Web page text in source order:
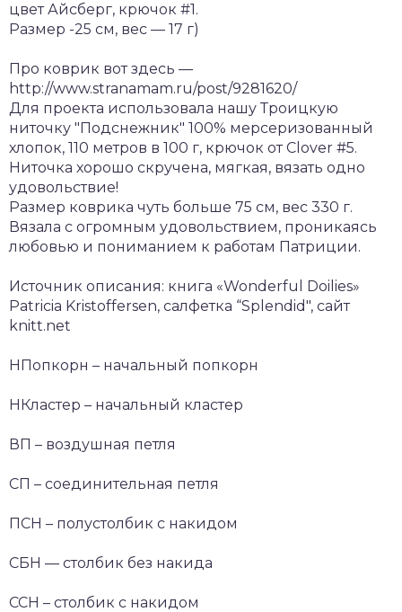
цвет Айсберг, крючок #1.
Размер -25 см, вес — 17 г)
Про коврик вот здесь —
http://www.stranamam.ru/post/9281620/
Для проекта использовала нашу Троицкую
ниточку "Подснежник" 100% мерсеризованный
хлопок, 110 метров в 100 г, крючок от Clover #5.
Ниточка хорошо скручена, мягкая, вязать одно
удовольствие!
Размер коврика чуть больше 75 см, вес 330 г.
Вязала с огромным удовольствием, проникаясь
любовью и пониманием к работам Патриции.
Источник описания: книга «Wonderful Doilies»
Patricia Kristoffersen, салфетка “Splendid", сайт
knitt.net
НПопкорн – начальный попкорн
НКластер – начальный кластер
ВП – воздушная петля
СП – соединительная петля
ПСН – полустолбик с накидом
СБН — столбик без накида
ССН – столбик с накидом